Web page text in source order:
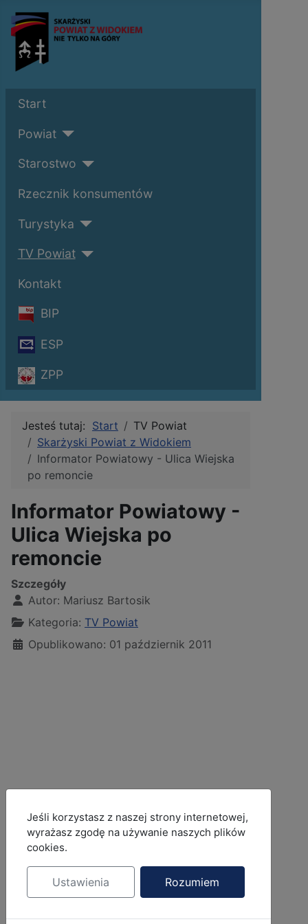
Start
Powiat
Starostwo
Rzecznik konsumentów
Turystyka
TV Powiat
Kontakt
BIP
ESP
ZPP
Jesteś tutaj: Start
TV Powiat
Skarżyski Powiat z Widokiem
Informator Powiatowy - Ulica Wiejska
po remoncie
Informator Powiatowy -
Ulica Wiejska po
remoncie
Szczegóły
Autor: Mariusz Bartosik
Kategoria: TV Powiat
Opublikowano: 01 październik 2011
Tekst: Małgorzata Nosowicz, zdjęcia i
MOD_JBCOOKIES_LANG_HEADER_DEFAULT
Jeśli korzystasz z naszej strony internetowej,
wyrażasz zgodę na używanie naszych plików
cookies.
Ustawienia Rozumiem